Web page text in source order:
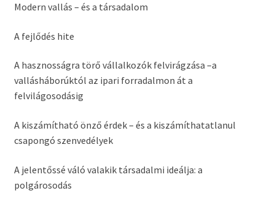
Modern vallás – és a társadalom
A fejlődés hite
A hasznosságra törő vállalkozók felvirágzása –a
vallásháborúktól az ipari forradalmon át a
felvilágosodásig
A kiszámítható önző érdek – és a kiszámíthatatlanul
csapongó szenvedélyek
A jelentőssé váló valakik társadalmi ideálja: a
polgárosodás